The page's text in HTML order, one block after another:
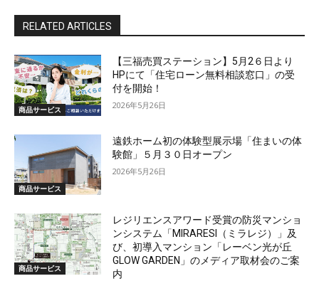
RELATED ARTICLES
商品サービス
【三福売買ステーション】5月2６日より
HPにて「住宅ローン無料相談窓口」の受
付を開始！
2026年5月26日
商品サービス
遠鉄ホーム初の体験型展示場「住まいの体
験館」５月３０日オープン
2026年5月26日
商品サービス
レジリエンスアワード受賞の防災マンショ
ンシステム「MIRARESI（ミラレジ）」及
び、初導入マンション「レーベン光が丘
GLOW GARDEN」のメディア取材会のご案
内